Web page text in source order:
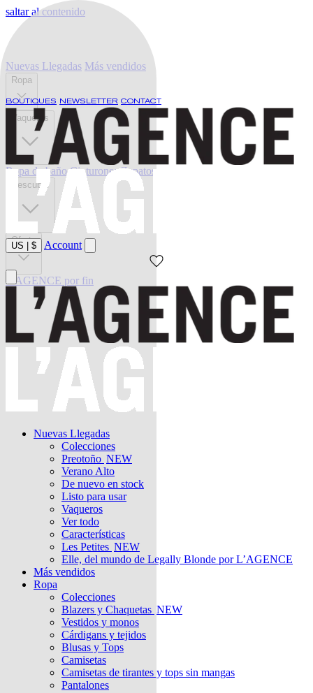
saltar al contenido
BOUTIQUES NEWSLETTER CONTACT
US $ Account
Nuevas Llegadas
Colecciones
Preotoño NEW
Verano Alto
De nuevo en stock
Listo para usar
Vaqueros
Ver todo
Características
Les Petites NEW
Elle, del mundo de Legally Blonde por L’AGENCE
Más vendidos
Ropa
Colecciones
Blazers y Chaquetas NEW
Vestidos y monos
Cárdigans y tejidos
Blusas y Tops
Camisetas
Camisetas de tirantes y tops sin mangas
Pantalones
Nuevas Llegadas Más vendidos
Ropa
Vaqueros
Ropa de baño Cinturones Zapatos
Descubrir
Oferta
L'AGENCE por fin